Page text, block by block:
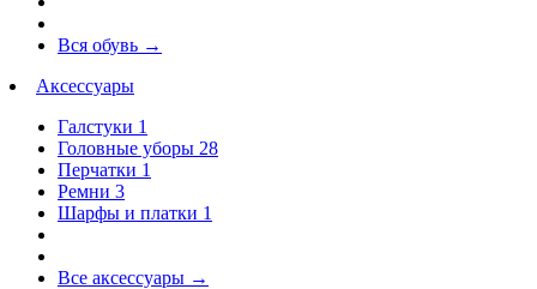
Вся обувь →
Аксессуары
Галстуки 1
Головные уборы 28
Перчатки 1
Ремни 3
Шарфы и платки 1
Все аксессуары →